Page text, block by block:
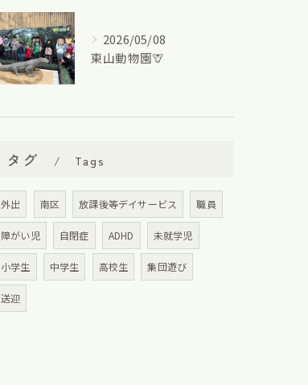
2026/05/08
東山動物園🦒
タグ Tags
外出 南区 放課後等デイサービス 職員
障がい児 自閉症 ADHD 未就学児
小学生 中学生 高校生 集団遊び
送迎